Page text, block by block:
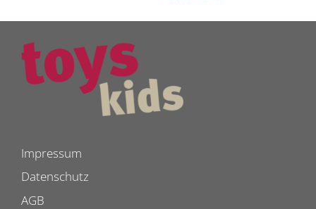
Impressum
Datenschutz
AGB